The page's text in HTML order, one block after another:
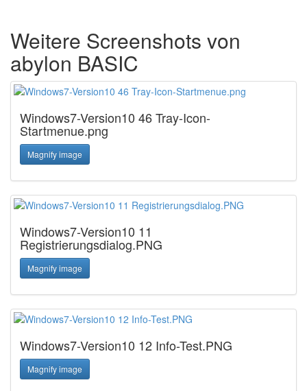
Weitere Screenshots von
abylon BASIC
Windows7-Version10 46 Tray-Icon-
Startmenue.png
Magnify image
Windows7-Version10 11
Registrierungsdialog.PNG
Magnify image
Windows7-Version10 12 Info-Test.PNG
Magnify image